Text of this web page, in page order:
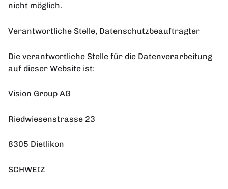
nicht möglich.
Verantwortliche Stelle, Datenschutzbeauftragter
Die verantwortliche Stelle für die Datenverarbeitung
auf dieser Website ist:
Vision Group AG
Riedwiesenstrasse 23
8305 Dietlikon
SCHWEIZ